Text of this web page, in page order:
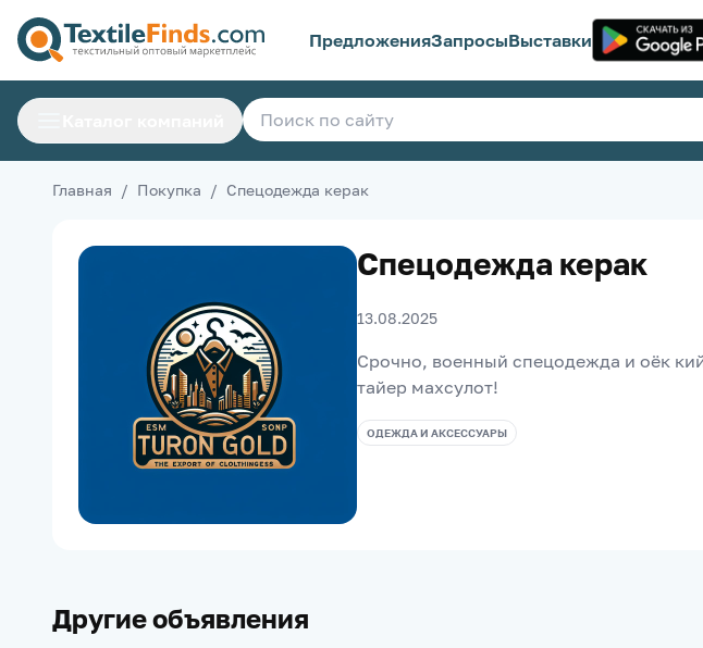
ПредложенияЗапросыВыставки
Главная / Покупка / Спецодежда керак
Спецодежда керак
13.08.2025
Срочно, военный спецодежда и оёк
тайер махсулот!
ОДЕЖДА И АКСЕССУАРЫ
Другие объявления